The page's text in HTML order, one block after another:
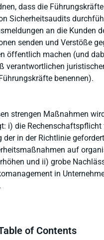
dass die
Sicherheitsaudits
an die Kunden
senden und Verstöße
öffentlich machen (und
verantwortlichen
benennen).
strengen Maßnahmen
i) die Rechenschaftspflicht
der in der Richtlinie
auf
und ii) grobe
in
of Contents